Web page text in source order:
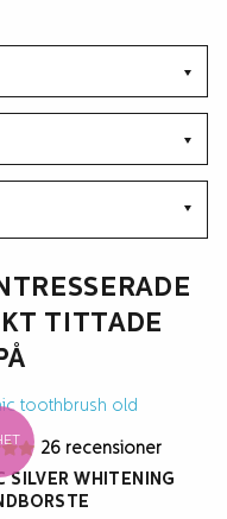
Passningen
för att tänderna ska
TITTADE
26 recensioner
SILVER WHITENING